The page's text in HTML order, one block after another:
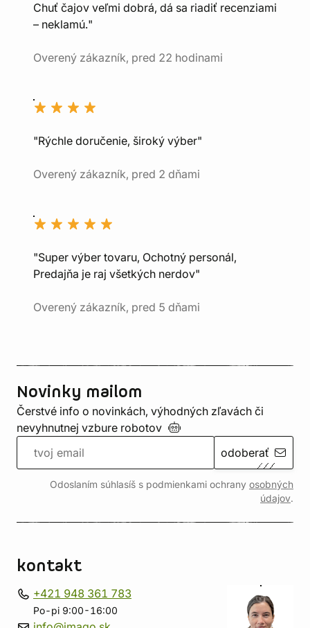
Chuť čajov veľmi dobrá, dá sa riadiť recenziami
– neklamú."
Overený zákazník, pred 22 hodinami
"Rýchle doručenie, široký výber"
Overený zákazník, pred 2 dňami
"Super výber tovaru, Ochotný personál,
Predajňa je raj všetkých nerdov"
Overený zákazník, pred 5 dňami
Novinky mailom
Čerstvé info o novinkách, výhodných zľavách či
nevyhnutnej vzbure robotov
odoberať
Odoslaním súhlasíš s podmienkami ochrany osobných
údajov.
kontakt
+421 948 361 783
Po-pi 9:00-16:00